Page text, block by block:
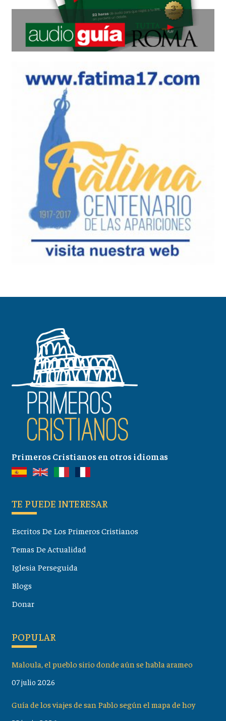
Primeros Cristianos en otros idiomas
TE PUEDE INTERESAR
Escritos De Los Primeros Cristianos
Temas De Actualidad
Iglesia Perseguida
Blogs
Donar
POPULAR
Maloula, el pueblo sirio donde aún se habla arameo
07 julio 2026
Guía de los viajes de san Pablo según el mapa de hoy